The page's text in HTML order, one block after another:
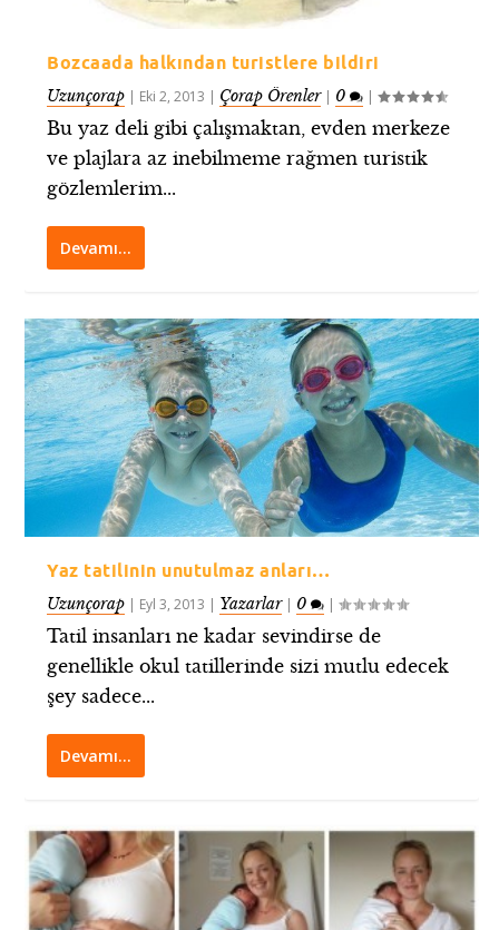
Bozcaada halkından turistlere bildiri
Uzunçorap | Eki 2, 2013 | Çorap Örenler| 0 |
Bu yaz deli gibi çalışmaktan, evden merkeze
ve plajlara az inebilmeme rağmen turistik
gözlemlerim...
Devamı…
Yaz tatilinin unutulmaz anları…
Uzunçorap | Eyl 3, 2013 | Yazarlar| 0 |
Tatil insanları ne kadar sevindirse de
genellikle okul tatillerinde sizi mutlu edecek
şey sadece...
Devamı…